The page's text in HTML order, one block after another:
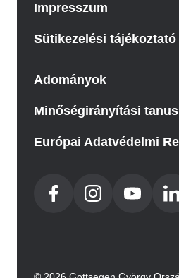
Impresszum
Sütikezelési tájékoztató
Adományok
Minőségirányítási
Európai Adatvédelmi